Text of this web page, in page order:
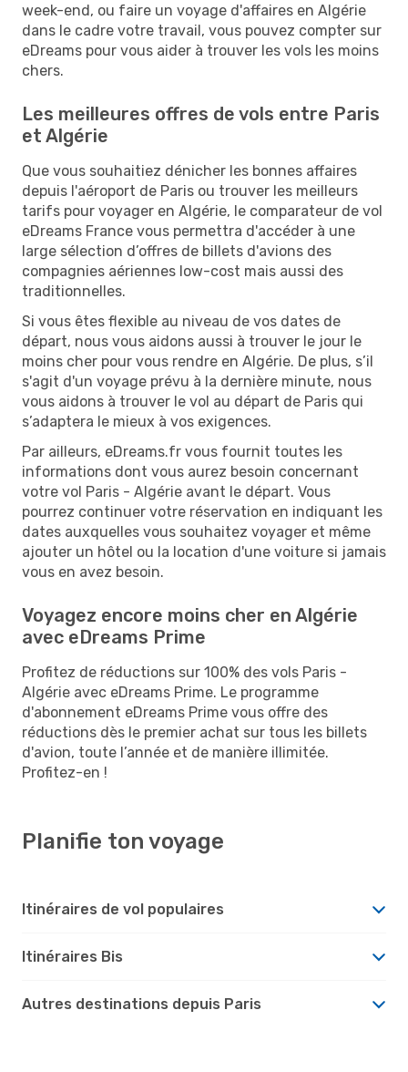
week-end, ou faire un voyage d'affaires en Algérie
dans le cadre votre travail, vous pouvez compter sur
eDreams pour vous aider à trouver les vols les moins
chers.
Les meilleures offres de vols entre Paris
et Algérie
Que vous souhaitiez dénicher les bonnes affaires
depuis l'aéroport de Paris ou trouver les meilleurs
tarifs pour voyager en Algérie, le comparateur de vol
eDreams France vous permettra d'accéder à une
large sélection d’offres de billets d'avions des
compagnies aériennes low-cost mais aussi des
traditionnelles.
Si vous êtes flexible au niveau de vos dates de
départ, nous vous aidons aussi à trouver le jour le
moins cher pour vous rendre en Algérie. De plus, s’il
s'agit d'un voyage prévu à la dernière minute, nous
vous aidons à trouver le vol au départ de Paris qui
s’adaptera le mieux à vos exigences.
Par ailleurs, eDreams.fr vous fournit toutes les
informations dont vous aurez besoin concernant
votre vol Paris - Algérie avant le départ. Vous
pourrez continuer votre réservation en indiquant les
dates auxquelles vous souhaitez voyager et même
ajouter un hôtel ou la location d'une voiture si jamais
vous en avez besoin.
Voyagez encore moins cher en Algérie
avec eDreams Prime
Profitez de réductions sur 100% des vols Paris -
Algérie avec eDreams Prime. Le programme
d'abonnement eDreams Prime vous offre des
réductions dès le premier achat sur tous les billets
d'avion, toute l’année et de manière illimitée.
Profitez-en !
Planifie ton voyage
Itinéraires de vol populaires
Itinéraires Bis
Autres destinations depuis Paris